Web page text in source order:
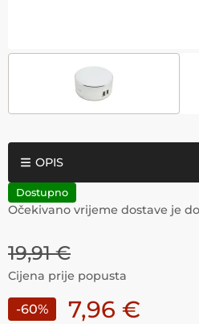
OPIS
Dostupno
Očekivano vrijeme dostave je do
19,91 €
Cijena prije popusta
-60% 7,96 €